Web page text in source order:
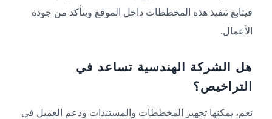
فيتابع تنفيذ هذه المخططات داخل الموقع ويتأكد من جودة
الأعمال.
هل الشركة الهندسية تساعد في
التراخيص؟
نعم، يمكنها تجهيز المخططات والمستندات ودعم العميل في